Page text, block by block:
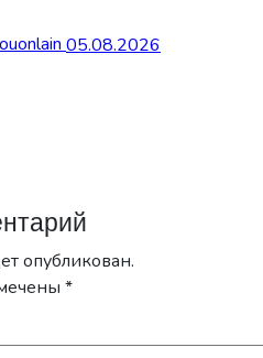
05.08.2026
опубликован.
*